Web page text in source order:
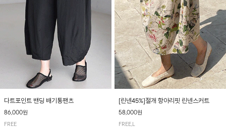
다트포인트 밴딩 배기통팬츠
86,000원
FREE
[린넨45%]절개 항아리핏 린넨스커트
58,000원
FREE,L